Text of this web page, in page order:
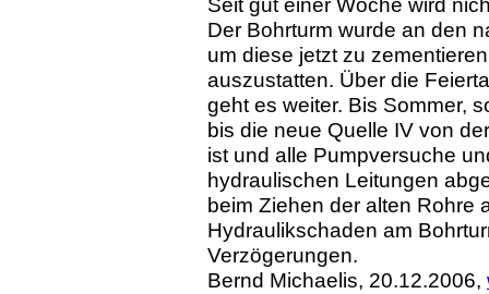
Der Bohrturm wurde an den
um diese jetzt zu
auszustatten. Über die
geht es weiter. Bis Sommer,
bis die neue Quelle IV von
ist und alle Pumpversuche
hydraulischen Leitungen
beim Ziehen der alten Rohre
Hydraulikschaden am
Verzögerungen.
Bernd Michaelis, 20.12.2006,